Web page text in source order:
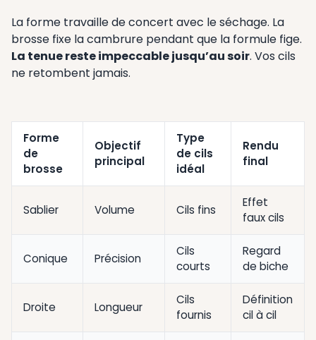
La forme travaille de concert avec le séchage. La
brosse fixe la cambrure pendant que la formule fige.
La tenue reste impeccable jusqu’au soir. Vos cils
ne retombent jamais.
Forme
de
brosse
Objectif
principal
Type
de cils
idéal
Rendu
final
Sablier Volume Cils fins
Effet
faux cils
Conique Précision
Cils
courts
Regard
de biche
Droite Longueur
Cils
fournis
Définition
cil à cil